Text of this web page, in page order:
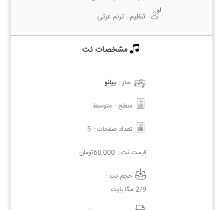
لو
تنظیم : ترنم عزتی
مشخصات نت
ساز : پیانو
سطح : متوسط
تعداد صفحات : 5
قیمت نت : 60,000تومان
حجم نت :
2/9 مگا بایت